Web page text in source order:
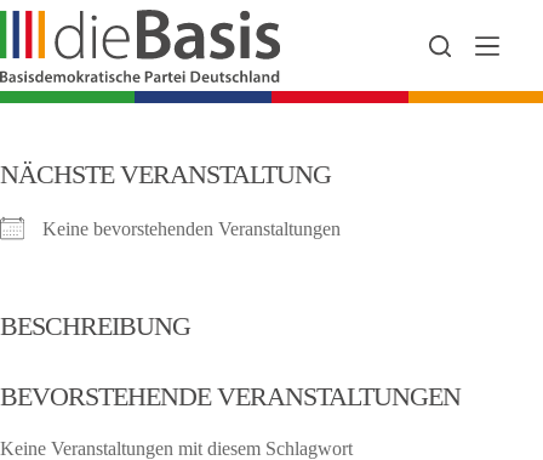
Zum
springen
NÄCHSTE VERANSTALTUNG
Keine bevorstehenden Veranstaltungen
BESCHREIBUNG
BEVORSTEHENDE VERANSTALTUNGEN
Keine Veranstaltungen mit diesem Schlagwort